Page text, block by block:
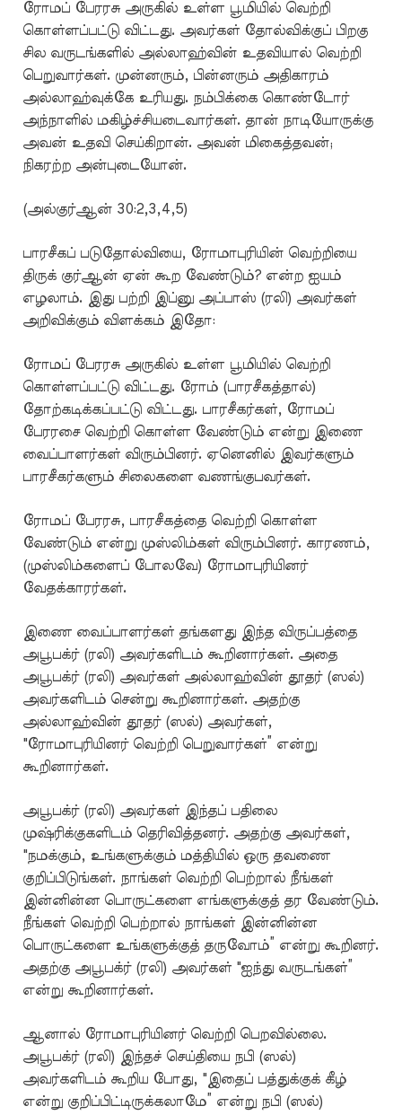
ரோமப் பேரரசு அருகில் உள்ள பூமியில் வெற்றி
கொள்ளப்பட்டு விட்டது. அவர்கள் தோல்விக்குப் பிறகு
சில வருடங்களில் அல்லாஹ்வின் உதவியால் வெற்றி
பெறுவார்கள். முன்னரும், பின்னரும் அதிகாரம்
அல்லாஹ்வுக்கே உரியது. நம்பிக்கை கொண்டோர்
அந்நாளில் மகிழ்ச்சியடைவார்கள். தான் நாடியோருக்கு
அவன் உதவி செய்கிறான். அவன் மிகைத்தவன்;
நிகரற்ற அன்புடையோன்.
(அல்குர்ஆன் 30:2,3,4,5)
பாரசீகப் படுதோல்வியை, ரோமாபுரியின் வெற்றியை
திருக் குர்ஆன் ஏன் கூற வேண்டும்? என்ற ஐயம்
எழலாம். இது பற்றி இப்னு அப்பாஸ் (ரலி) அவர்கள்
அறிவிக்கும் விளக்கம் இதோ:
ரோமப் பேரரசு அருகில் உள்ள பூமியில் வெற்றி
கொள்ளப்பட்டு விட்டது. ரோம் (பாரசீகத்தால்)
தோற்கடிக்கப்பட்டு விட்டது. பாரசீகர்கள், ரோமப்
பேரரசை வெற்றி கொள்ள வேண்டும் என்று இணை
வைப்பாளர்கள் விரும்பினர். ஏனெனில் இவர்களும்
பாரசீகர்களும் சிலைகளை வணங்குபவர்கள்.
ரோமப் பேரரசு, பாரசீகத்தை வெற்றி கொள்ள
வேண்டும் என்று முஸ்லிம்கள் விரும்பினர். காரணம்,
(முஸ்லிம்களைப் போலவே) ரோமாபுரியினர்
வேதக்காரர்கள்.
இணை வைப்பாளர்கள் தங்களது இந்த விருப்பத்தை
அபூபக்ர் (ரலி) அவர்களிடம் கூறினார்கள். அதை
அபூபக்ர் (ரலி) அவர்கள் அல்லாஹ்வின் தூதர் (ஸல்)
அவர்களிடம் சென்று கூறினார்கள். அதற்கு
அல்லாஹ்வின் தூதர் (ஸல்) அவர்கள்,
"ரோமாபுரியினர் வெற்றி பெறுவார்கள்” என்று
கூறினார்கள்.
அபூபக்ர் (ரலி) அவர்கள் இந்தப் பதிலை
முஷ்ரிக்குகளிடம் தெரிவித்தனர். அதற்கு அவர்கள்,
"நமக்கும், உங்களுக்கும் மத்தியில் ஒரு தவணை
குறிப்பிடுங்கள். நாங்கள் வெற்றி பெற்றால் நீங்கள்
இன்னின்ன பொருட்களை எங்களுக்குத் தர வேண்டும்.
நீங்கள் வெற்றி பெற்றால் நாங்கள் இன்னின்ன
பொருட்களை உங்களுக்குத் தருவோம்” என்று கூறினர்.
அதற்கு அபூபக்ர் (ரலி) அவர்கள் "ஐந்து வருடங்கள்”
என்று கூறினார்கள்.
ஆனால் ரோமாபுரியினர் வெற்றி பெறவில்லை.
அபூபக்ர் (ரலி) இந்தச் செய்தியை நபி (ஸல்)
அவர்களிடம் கூறிய போது, "இதைப் பத்துக்குக் கீழ்
என்று குறிப்பிட்டிருக்கலாமே” என்று நபி (ஸல்)